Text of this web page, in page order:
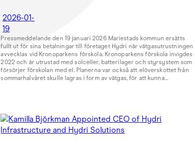
2026-01-
19
Pressmeddelande den 19 januari 2026 Mariestads kommun ersätts
fullt ut för sina betalningar till företaget Hydri när vätgasutrustningen
avvecklas vid Kronoparkens förskola. Kronoparkens förskola invigdes
2022 och är utrustad med solceller, batterilager och styrsystem som
försörjer förskolan med el. Planerna var också att elöverskottet från
sommarhalvåret skulle lagras i form av vätgas, för att kunna…